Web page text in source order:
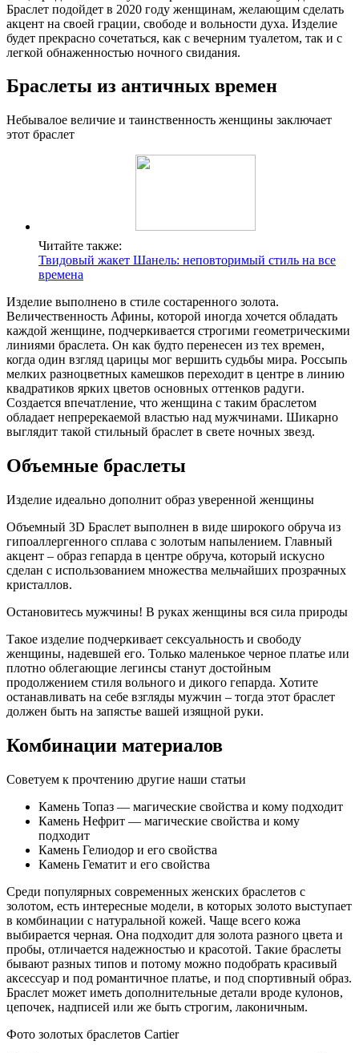
Браслет подойдет в 2020 году женщинам, желающим сделать
акцент на своей грации, свободе и вольности духа. Изделие
будет прекрасно сочетаться, как с вечерним туалетом, так и с
легкой обнаженностью ночного свидания.
Браслеты из античных времен
Небывалое величие и таинственность женщины заключает
этот браслет
Читайте также:
Твидовый жакет Шанель: неповторимый стиль на все
времена
Изделие выполнено в стиле состаренного золота.
Величественность Афины, которой иногда хочется обладать
каждой женщине, подчеркивается строгими геометрическими
линиями браслета. Он как будто перенесен из тех времен,
когда один взгляд царицы мог вершить судьбы мира. Россыпь
мелких разноцветных камешков переходит в центре в линию
квадратиков ярких цветов основных оттенков радуги.
Создается впечатление, что женщина с таким браслетом
обладает непререкаемой властью над мужчинами. Шикарно
выглядит такой стильный браслет в свете ночных звезд.
Объемные браслеты
Изделие идеально дополнит образ уверенной женщины
Объемный 3D Браслет выполнен в виде широкого обруча из
гипоаллергенного сплава с золотым напылением. Главный
акцент – образ гепарда в центре обруча, который искусно
сделан с использованием множества мельчайших прозрачных
кристаллов.
Остановитесь мужчины! В руках женщины вся сила природы
Такое изделие подчеркивает сексуальность и свободу
женщины, надевшей его. Только маленькое черное платье или
плотно облегающие легинсы станут достойным
продолжением стиля вольного и дикого гепарда. Хотите
останавливать на себе взгляды мужчин – тогда этот браслет
должен быть на запястье вашей изящной руки.
Комбинации материалов
Советуем к прочтению другие наши статьи
Камень Топаз — магические свойства и кому подходит
Камень Нефрит — магические свойства и кому
подходит
Камень Гелиодор и его свойства
Камень Гематит и его свойства
Среди популярных современных женских браслетов с
золотом, есть интересные модели, в которых золото выступает
в комбинации с натуральной кожей. Чаще всего кожа
выбирается черная. Она подходит для золота разного цвета и
пробы, отличается надежностью и красотой. Такие браслеты
бывают разных типов и потому можно подобрать красивый
аксессуар и под романтичное платье, и под спортивный образ.
Браслет может иметь дополнительные детали вроде кулонов,
цепочек, надписей или же быть строгим, лаконичным.
Фото золотых браслетов Cartier